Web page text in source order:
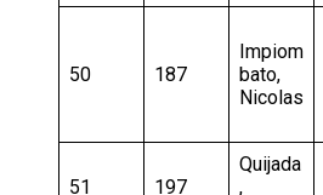
50 187
Impiom
bato,
Nicolas
51 197
Quijada
,